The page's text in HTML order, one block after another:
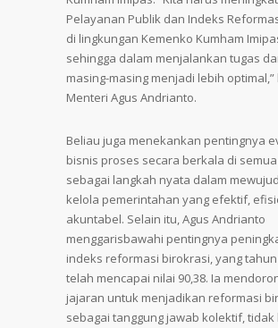
Pelayanan Publik dan Indeks
di lingkungan Kemenko Kumham
sehingga dalam menjalankan tugas
masing-masing menjadi lebih optimal,”
Menteri Agus Andrianto.
Beliau juga menekankan pentingnya
bisnis proses secara berkala di
sebagai langkah nyata dalam
kelola pemerintahan yang efektif,
akuntabel. Selain itu, Agus Andrianto
menggarisbawahi pentingnya
indeks reformasi birokrasi, yang tahun
telah mencapai nilai 90,38. Ia
jajaran untuk menjadikan reformasi
sebagai tanggung jawab kolektif, tidak